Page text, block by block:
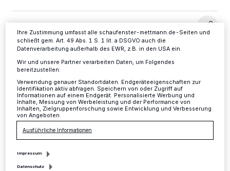
Z urzeit arbeitet die Stadt mit externer
Hilfe an einem neuen
Schulentwicklungsplan. Um auch Kindern mit
Hauptschulempfehlung ein Schulangebot vor
Ort anzubieten, wird gegenwärtig von einer
politischen Mehrheit im Rat die Einrichtung
Ihre Einstellungen gelten innerhalb unseres Website. Weitere
Ihre Zustimmung umfasst alle schaufenster-mettmann.de-Seiten und
schließt gem. Art. 49 Abs. 1 S. 1 lit. a DSGVO auch die
Datenverarbeitung außerhalb des EWR, z.B. in den USA ein.
Wir und unsere Partner verarbeiten Daten, um Folgendes
bereitzustellen:
Verwendung genauer Standortdaten. Endgeräteeigenschaften zur
Identifikation aktiv abfragen. Speichern von oder Zugriff auf
Informationen auf einem Endgerät. Personalisierte Werbung und
Inhalte, Messung von Werbeleistung und der Performance von
Inhalten, Zielgruppenforschung sowie Entwicklung und Verbesserung
von Angeboten.
Ausführliche Informationen
Impressum
Datenschutz